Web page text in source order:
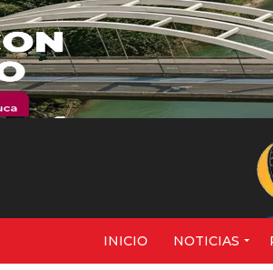
INICIO NOTICIAS